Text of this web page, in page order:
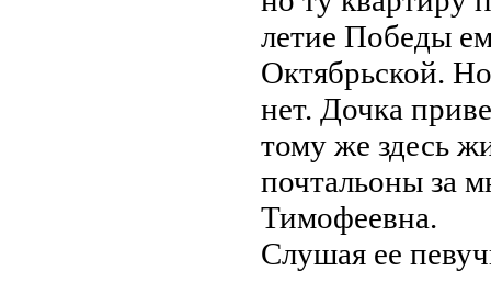
летие Победы
Октябрьской.
нет. Дочка
тому же здесь
почтальоны за
Тимофеевна.
Слушая ее